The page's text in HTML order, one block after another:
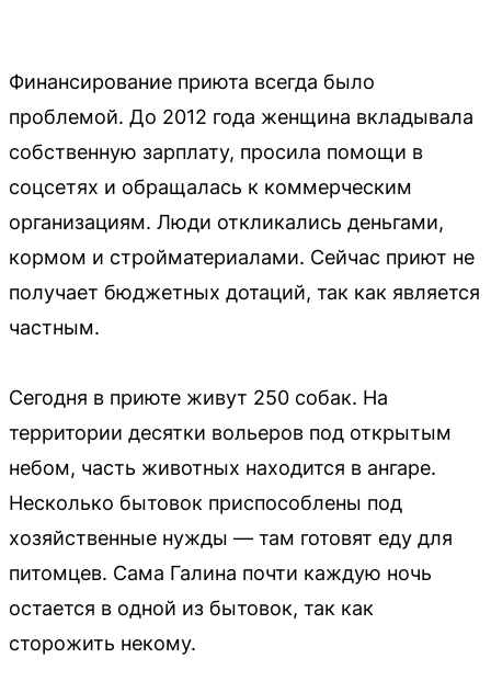
Финансирование приюта всегда было
проблемой. До 2012 года женщина вкладывала
собственную зарплату, просила помощи в
соцсетях и обращалась к коммерческим
организациям. Люди откликались деньгами,
кормом и стройматериалами. Сейчас приют не
получает бюджетных дотаций, так как является
частным.
Сегодня в приюте живут 250 собак. На
территории десятки вольеров под открытым
небом, часть животных находится в ангаре.
Несколько бытовок приспособлены под
хозяйственные нужды — там готовят еду для
питомцев. Сама Галина почти каждую ночь
остается в одной из бытовок, так как
сторожить некому.